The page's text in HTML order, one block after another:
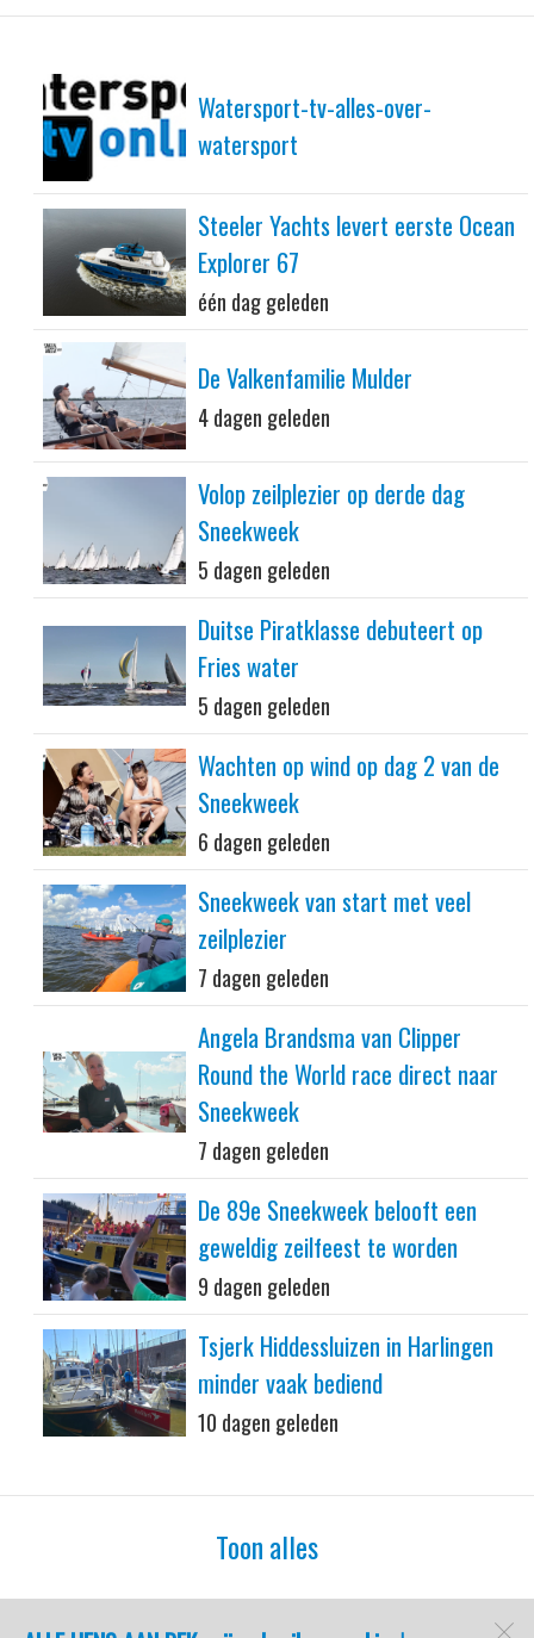
Watersport-tv-alles-over-
watersport
Steeler Yachts levert eerste Ocean
Explorer 67
één dag geleden
De Valkenfamilie Mulder
4 dagen geleden
Volop zeilplezier op derde dag
Sneekweek
5 dagen geleden
Duitse Piratklasse debuteert op
Fries water
5 dagen geleden
Wachten op wind op dag 2 van de
Sneekweek
6 dagen geleden
Sneekweek van start met veel
zeilplezier
7 dagen geleden
Angela Brandsma van Clipper
Round the World race direct naar
Sneekweek
7 dagen geleden
De 89e Sneekweek belooft een
geweldig zeilfeest te worden
9 dagen geleden
Tsjerk Hiddessluizen in Harlingen
minder vaak bediend
10 dagen geleden
Toon alles